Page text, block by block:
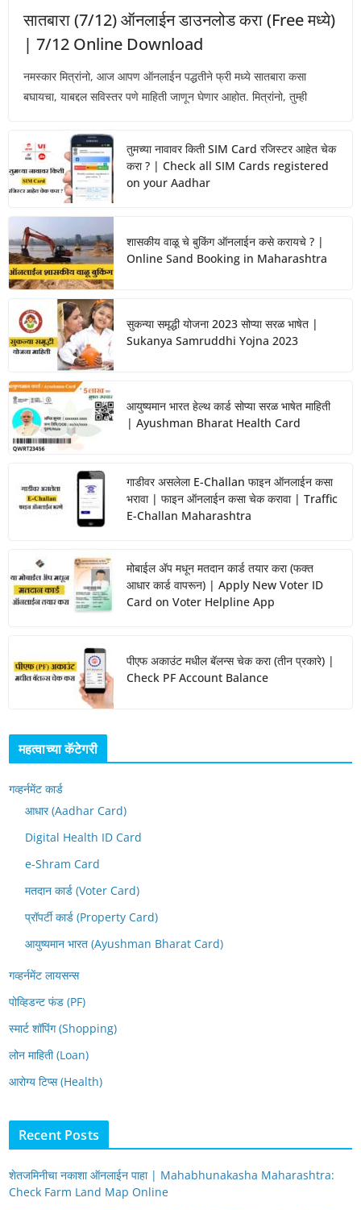
सातबारा (7/12) ऑनलाईन डाउनलोड करा (Free मध्ये)
| 7/12 Online Download
नमस्कार मित्रांनो, आज आपण ऑनलाईन पद्धतीने फ्री मध्ये सातबारा कसा
बघायचा, याबद्दल सविस्तर पणे माहिती जाणून घेणार आहोत. मित्रांनो, तुम्ही
तुमच्या नावावर किती SIM Card रजिस्टर आहेत चेक
करा ? | Check all SIM Cards registered
on your Aadhar
शासकीय वाळू चे बुकिंग ऑनलाईन कसे करायचे ? |
Online Sand Booking in Maharashtra
सुकन्या समृद्धी योजना 2023 सोप्या सरळ भाषेत |
Sukanya Samruddhi Yojna 2023
आयुष्यमान भारत हेल्थ कार्ड सोप्या सरळ भाषेत माहिती
| Ayushman Bharat Health Card
गाडीवर असलेला E-Challan फाइन ऑनलाईन कसा
भरावा | फाइन ऑनलाईन कसा चेक करावा | Traffic
E-Challan Maharashtra
मोबाईल ॲप मधून मतदान कार्ड तयार करा (फक्त
आधार कार्ड वापरून) | Apply New Voter ID
Card on Voter Helpline App
पीएफ अकाउंट मधील बॅलन्स चेक करा (तीन प्रकारे) |
Check PF Account Balance
महत्वाच्या कॅटेगरी
गव्हर्नमेंट कार्ड
आधार (Aadhar Card)
Digital Health ID Card
e-Shram Card
मतदान कार्ड (Voter Card)
प्रॉपर्टी कार्ड (Property Card)
आयुष्यमान भारत (Ayushman Bharat Card)
गव्हर्नमेंट लायसन्स
पोव्हिडन्ट फंड (PF)
स्मार्ट शॉपिंग (Shopping)
लोन माहिती (Loan)
आरोग्य टिप्स (Health)
Recent Posts
शेतजमिनीचा नकाशा ऑनलाईन पाहा | Mahabhunakasha Maharashtra:
Check Farm Land Map Online